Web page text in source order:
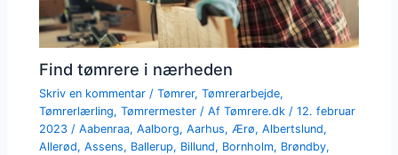
Find tømrere i nærheden
Skriv en kommentar /Tømrer,Tømrerarbejde,
Tømrerlærling,Tømrermester / AfTømrere.dk/12. februar
2023/Aabenraa,Aalborg,Aarhus,Ærø,Albertslund,
Allerød,Assens, Ballerup, Billund, Bornholm, Brøndby,